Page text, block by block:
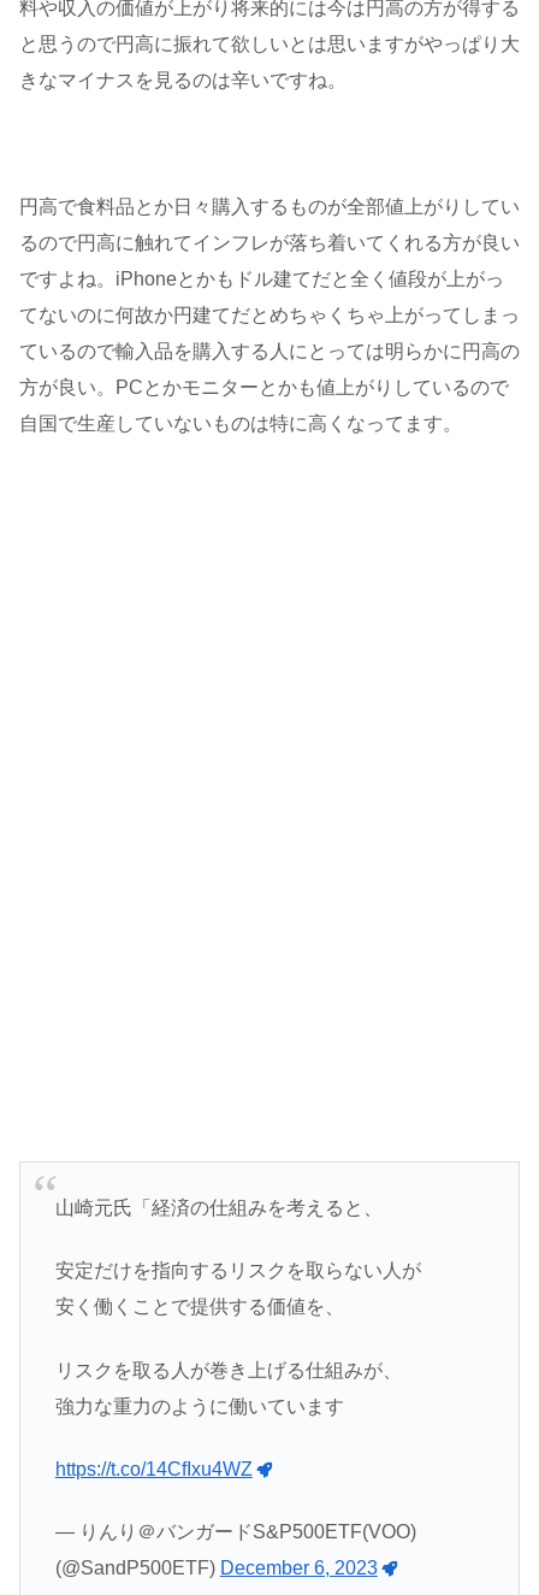
料や収入の価値が上がり将来的には今は円高の方が得する
と思うので円高に振れて欲しいとは思いますがやっぱり大
きなマイナスを見るのは辛いですね。
円高で食料品とか日々購入するものが全部値上がりしてい
るので円高に触れてインフレが落ち着いてくれる方が良い
ですよね。iPhoneとかもドル建てだと全く値段が上がっ
てないのに何故か円建てだとめちゃくちゃ上がってしまっ
ているので輸入品を購入する人にとっては明らかに円高の
方が良い。PCとかモニターとかも値上がりしているので
自国で生産していないものは特に高くなってます。
山崎元氏「経済の仕組みを考えると、
安定だけを指向するリスクを取らない人が
安く働くことで提供する価値を、
リスクを取る人が巻き上げる仕組みが、
強力な重力のように働いています
https://t.co/14CfIxu4WZ
— りんり＠バンガードS&P500ETF(VOO)
(@SandP500ETF) December 6, 2023